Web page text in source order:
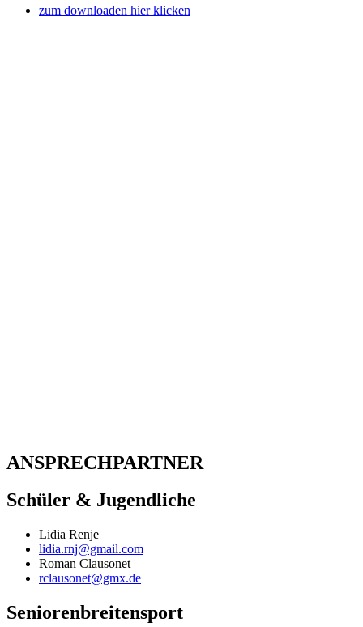
zum downloaden hier klicken
ANSPRECHPARTNER​
Schüler & Jugendliche
Lidia Renje
lidia.rnj@gmail.com
Roman Clausonet
rclausonet@gmx.de
Seniorenbreitensport